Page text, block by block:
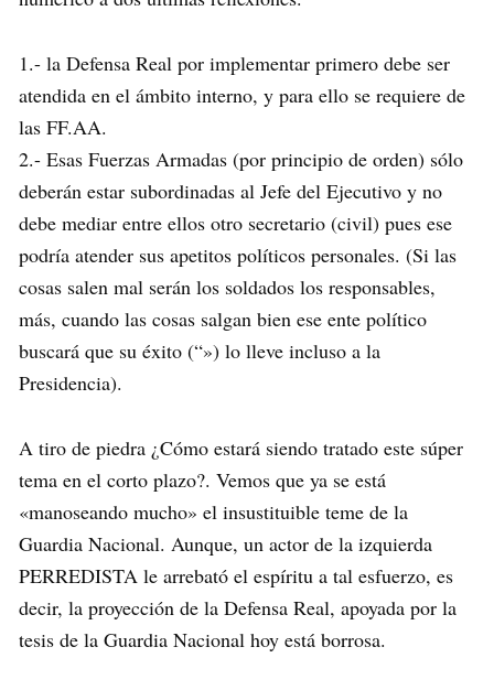
1.- la Defensa Real por implementar primero debe ser
atendida en el ámbito interno, y para ello se requiere de
las FF.AA.
2.- Esas Fuerzas Armadas (por principio de orden) sólo
deberán estar subordinadas al Jefe del Ejecutivo y no
debe mediar entre ellos otro secretario (civil) pues ese
podría atender sus apetitos políticos personales. (Si las
cosas salen mal serán los soldados los responsables,
más, cuando las cosas salgan bien ese ente político
buscará que su éxito (“») lo lleve incluso a la
Presidencia).
A tiro de piedra ¿Cómo estará siendo tratado este súper
tema en el corto plazo?. Vemos que ya se está
«manoseando mucho» el insustituible teme de la
Guardia Nacional. Aunque, un actor de la izquierda
PERREDISTA le arrebató el espíritu a tal esfuerzo, es
decir, la proyección de la Defensa Real, apoyada por la
tesis de la Guardia Nacional hoy está borrosa.